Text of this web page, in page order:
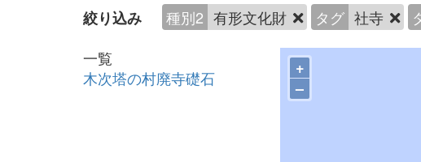
絞り込み 種別2 有形文化財 タグ 社寺
一覧
木次塔の村廃寺礎石
+
–